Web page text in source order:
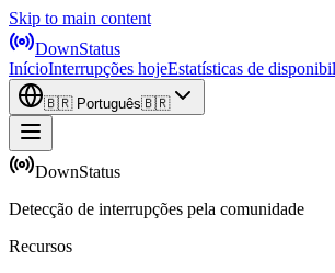
Skip to main content
DownStatus
InícioInterrupções hojeEstatísticas de
🇧🇷 Português🇧🇷
DownStatus
Detecção de interrupções pela comunidade
Recursos